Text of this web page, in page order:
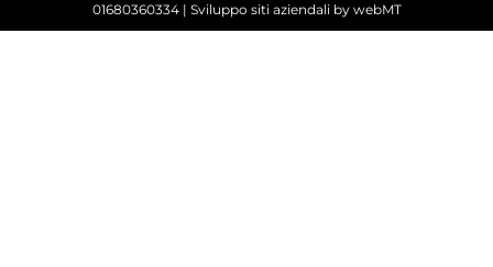
01680360334 | Sviluppo siti aziendaliby webMT